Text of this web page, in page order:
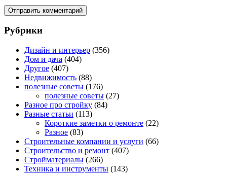
Рубрики
Дизайн и интерьер (356)
Дом и дача (404)
Другое (407)
Недвижимость (88)
полезные советы (176)
полезные советы (27)
Разное про стройку (84)
Разные статьи (113)
Короткие заметки о ремонте (22)
Разное (83)
Строительные компании и услуги (66)
Строительство и ремонт (407)
Стройматериалы (266)
Техника и инструменты (143)